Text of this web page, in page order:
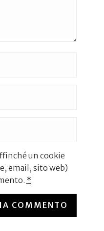
un cookie
email, sito web)
*
COMMENTO